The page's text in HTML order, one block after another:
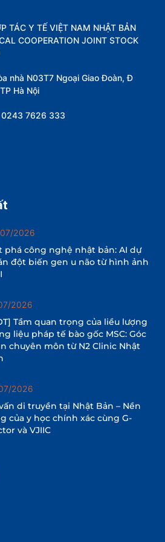
TÁC Y TẾ VIỆT NAM NHẬT BẢN
COOPERATION JOINT STOCK
nhà N03T7 Ngoại Giao Đoàn, Đ
Hà Nội
7626 333
2026
phá công nghệ nhật bản: AI dự
đột biến gen u não từ hình ảnh
2026
Tầm quan trọng của liều lượng
liệu pháp tế bào gốc MSC: Góc
chuyên môn từ N2 Clinic Nhật
2026
di truyền tại Nhật Bản – Nền
của y học chính xác cùng G-
và VJIIC